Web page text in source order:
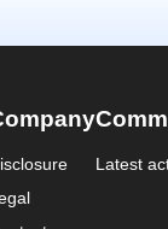
Latest